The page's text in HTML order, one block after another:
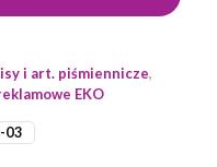
03
i art. piśmiennicze,
EKO